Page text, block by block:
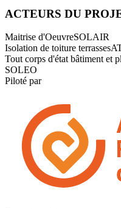
ACTEURS DU
Maitrise d'OeuvreSOLAIR
Isolation de toiture terrasses
Tout corps d'état bâtiment et
SOLEO
Piloté par